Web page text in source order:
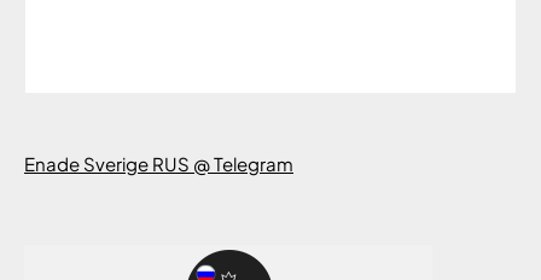
Enade Sverige RUS @ Telegram